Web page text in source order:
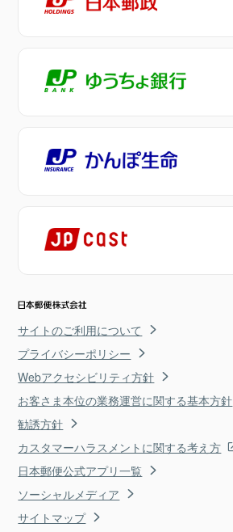
サイトのご利用について
プライバシーポリシー
Webアクセシビリティ方針
お客さま本位の業務運営に関する基本方針
勧誘方針
カスタマーハラスメントに関する考え方
日本郵便公式アプリ一覧
ソーシャルメディア
サイトマップ